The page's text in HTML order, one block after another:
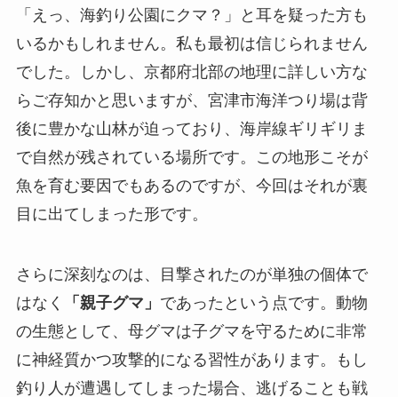
「えっ、海釣り公園にクマ？」と耳を疑った方も
いるかもしれません。私も最初は信じられません
でした。しかし、京都府北部の地理に詳しい方な
らご存知かと思いますが、宮津市海洋つり場は背
後に豊かな山林が迫っており、海岸線ギリギリま
で自然が残されている場所です。この地形こそが
魚を育む要因でもあるのですが、今回はそれが裏
目に出てしまった形です。
さらに深刻なのは、目撃されたのが単独の個体で
はなく
「親子グマ」 であったという点です。動物
の生態として、母グマは子グマを守るために非常
に神経質かつ攻撃的になる習性があります。もし
釣り人が遭遇してしまった場合、逃げることも戦